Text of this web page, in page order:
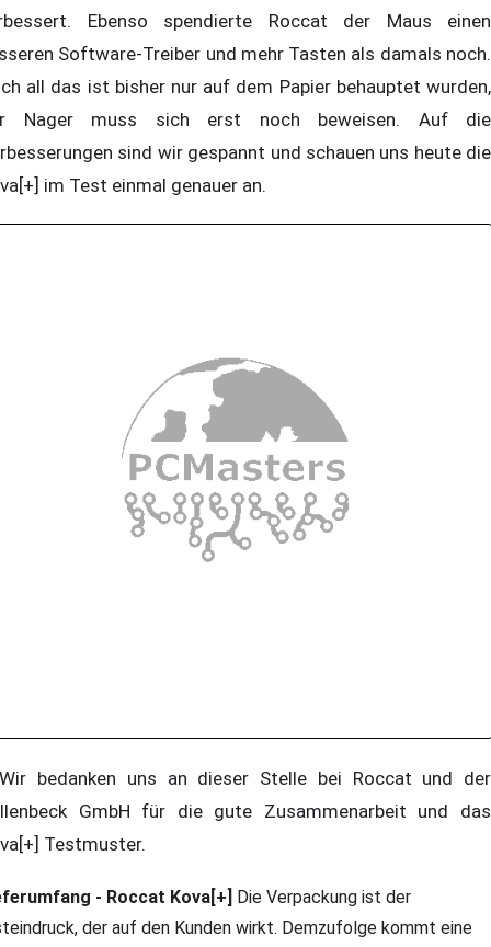
Ebenso spendierte Roccat der Maus einen
Software-Treiber und mehr Tasten als damals noch.
all das ist bisher nur auf dem Papier behauptet wurden,
Nager muss sich erst noch beweisen. Auf die
sind wir gespannt und schauen uns heute die
im Test einmal genauer an.
bedanken uns an dieser Stelle bei Roccat und der
GmbH für die gute Zusammenarbeit und das
Testmuster.
- Roccat Kova[+]
Die Verpackung ist der
der auf den Kunden wirkt. Demzufolge kommt eine